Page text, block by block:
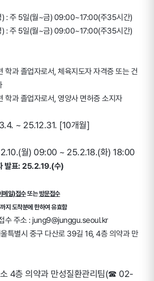
) : 주 5일(월~금) 09:00~17:00(주35시간)
) : 주 5일(월~금) 09:00~17:00(주35시간)
학과 졸업자로서, 체육지도자 자격증 또는 건
학과 졸업자로서, 영양사 면허증 소지자
~ 25.12.31. [10개월]
월) 09:00 ~ 25.2.18.(화) 18:00
발표: 25.2.19.(수)
메일)접수또는방문접수
지 도착분에 한하여 유효함
수 주소 : jung9@junggu.seoul.kr
특별시 중구 다산로 39길 16, 4층 의약과 만
4층 의약과 만성질환관리팀(☎ 02-